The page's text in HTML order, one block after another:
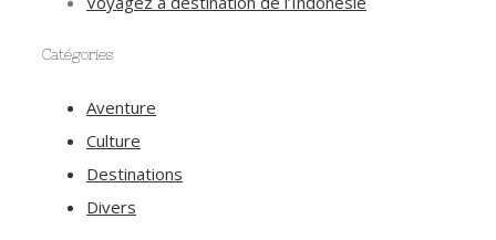
Catégories
Aventure
Culture
Destinations
Divers